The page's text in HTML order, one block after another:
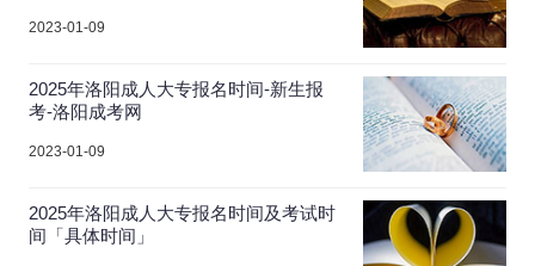
2023-01-09
2025年洛阳成人大专报名时间-新生报
考-洛阳成考网
2023-01-09
2025年洛阳成人大专报名时间及考试时
间「具体时间」